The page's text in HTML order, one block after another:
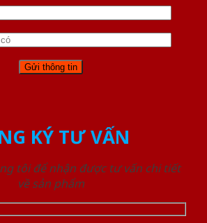
KÝ TƯ VẤN
tôi để nhận được tư vấn chi tiết
về sản phẩm